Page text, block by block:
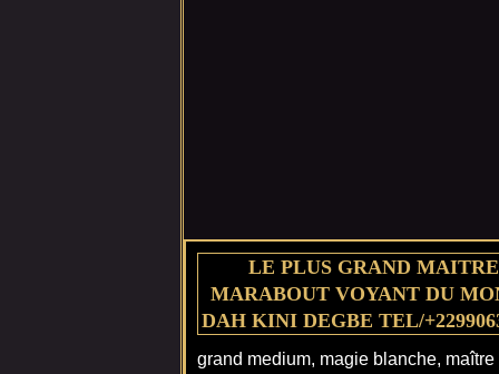
LE PLUS GRAND MAITRE
MARABOUT VOYANT DU
DAH KINI DEGBE TEL/
grand medium, magie blanche, maître